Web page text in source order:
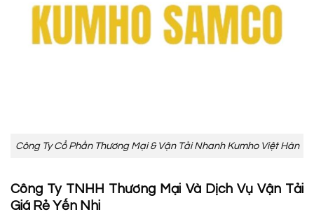
Công Ty Cổ Phần Thương Mại & Vận Tải Nhanh Kumho Việt Hàn
Công Ty TNHH Thương Mại Và Dịch Vụ Vận Tải
Giá Rẻ Yến Nhi